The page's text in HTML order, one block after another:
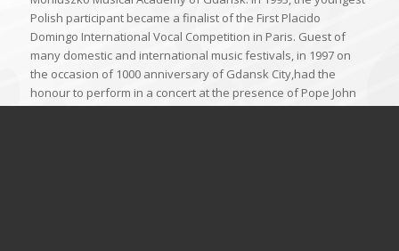
Polish participant became a finalist of the First Placido
Domingo International Vocal Competition in Paris. Guest of
many domestic and international music festivals, in 1997 on
the occasion of 1000 anniversary of Gdansk City,had the
honour to perform in a concert at the presence of Pope John